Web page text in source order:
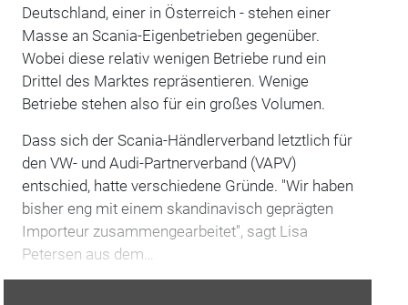
Deutschland, einer in Österreich - stehen einer
Masse an Scania-Eigenbetrieben gegenüber.
Wobei diese relativ wenigen Betriebe rund ein
Drittel des Marktes repräsentieren. Wenige
Betriebe stehen also für ein großes Volumen.
Dass sich der Scania-Händlerverband letztlich für
den VW- und Audi-Partnerverband (VAPV)
entschied, hatte verschiedene Gründe. "Wir haben
bisher eng mit einem skandinavisch geprägten
Importeur zusammengearbeitet", sagt Lisa
Petersen aus dem…